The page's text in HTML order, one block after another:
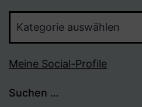
Meine Social-Profile
Suchen …